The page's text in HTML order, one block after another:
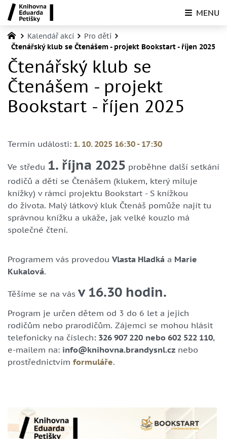
Kalendář akcí
Pro děti
Čtenářský klub se Čtenášem - projekt Bookstart - říjen 2025
Čtenářský klub se
Čtenášem - projekt
Bookstart - říjen 2025
Termín události: 1. 10. 2025 16:30 - 17:30
Ve středu 1. října 2025 proběhne další setkání
rodičů a dětí se Čtenášem (klukem, který miluje
knížky) v rámci projektu Bookstart - S knížkou
do života. Malý látkový kluk Čtenáš pomůže najít tu
správnou knížku a ukáže, jak velké kouzlo má
společné čtení.
Programem vás provedou Vlasta Hladká a Marie
Kukalová.
Těšíme se na vás v 16.30 hodin.
Program je určen dětem od 3 do 6 let a jejich
rodičům nebo prarodičům. Zájemci se mohou hlásit
telefonicky na číslech: 326 907 220 nebo 602 522 110,
e-mailem na: info@knihovna.brandysnl.cz nebo
prostřednictvím formuláře.
MENU